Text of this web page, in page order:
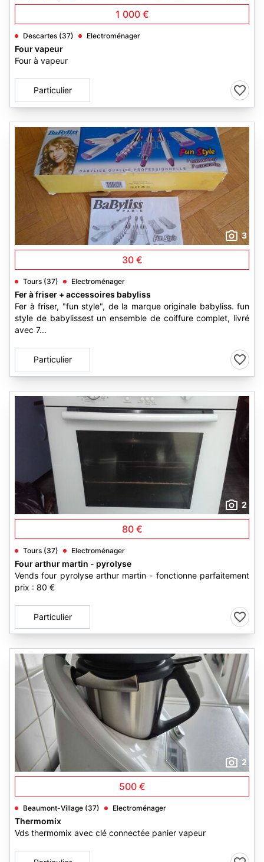
1 000 €
Descartes (37) Electroménager
Four vapeur
Four à vapeur
Particulier
3
30 €
Tours (37) Electroménager
Fer à friser + accessoires babyliss
Fer à friser, "fun style", de la marque originale babyliss. fun
style de babylissest un ensemble de coiffure complet, livré
avec 7...
Particulier
2
80 €
Tours (37) Electroménager
Four arthur martin - pyrolyse
Vends four pyrolyse arthur martin - fonctionne parfaitement
prix : 80 €
Particulier
2
500 €
Beaumont-Village (37) Electroménager
Thermomix
Vds thermomix avec clé connectée panier vapeur